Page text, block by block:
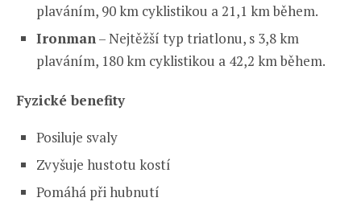
plaváním, 90 km cyklistikou a 21,1 km během.
Ironman– Nejtěžší typ triatlonu, s 3,8 km
plaváním, 180 km cyklistikou a 42,2 km během.
Fyzické benefity
Posiluje svaly
Zvyšuje hustotu kostí
Pomáhá při hubnutí